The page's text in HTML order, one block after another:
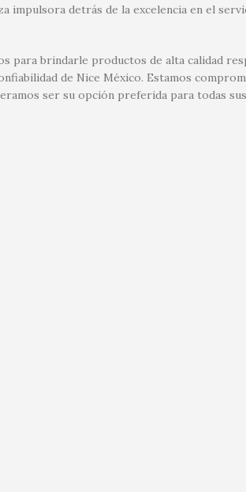
impulsora detrás de la excelencia en el
para brindarle productos de alta calidad
de Nice México. Estamos
ser su opción preferida para todas